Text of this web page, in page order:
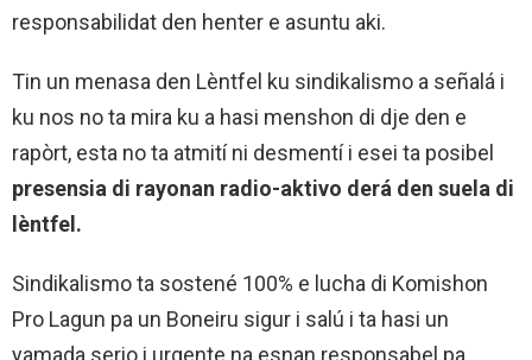
responsabilidat den henter e asuntu aki.
Tin un menasa den Lèntfel ku sindikalismo a señalá i
ku nos no ta mira ku a hasi menshon di dje den e
rapòrt, esta no ta atmití ni desmentí i esei ta posibel
presensia di rayonan radio-aktivo derá den suela di
lèntfel.
Sindikalismo ta sostené 100% e lucha di Komishon
Pro Lagun pa un Boneiru sigur i salú i ta hasi un
yamada serio i urgente na esnan responsabel pa